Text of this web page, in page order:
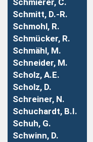
Schmierer, C.
Schmitt, D.-R.
Schmohl, R.
Schmücker, R.
Schmähl, M.
Schneider, M.
Scholz, A.E.
Scholz, D.
Schreiner, N.
Schuchardt, B.I.
Schuh, G.
Schwinn, D.